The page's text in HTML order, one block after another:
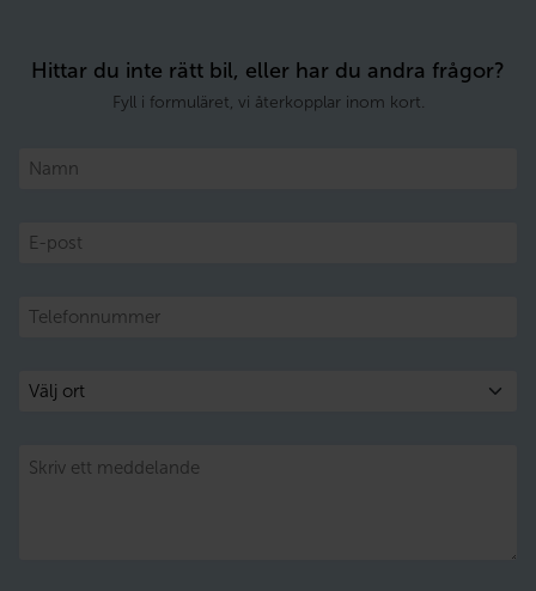
Hittar du inte rätt bil, eller har du andra frågor?
Fyll i formuläret, vi återkopplar inom kort.
Namn
E-
post
Telefon
Välj
ort